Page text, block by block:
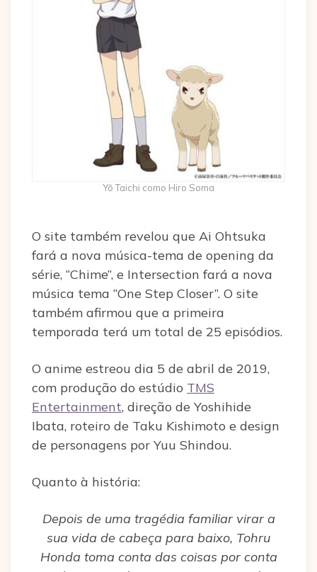
Yō Taichi como Hiro Soma
O site também revelou que Ai Ohtsuka
fará a nova música-tema de opening da
série, “Chime”, e Intersection fará a nova
música tema “One Step Closer”. O site
também afirmou que a primeira
temporada terá um total de 25 episódios.
O anime estreou dia 5 de abril de 2019,
com produção do estúdio TMS
Entertainment, direção de Yoshihide
Ibata, roteiro de Taku Kishimoto e design
de personagens por Yuu Shindou.
Quanto à história:
Depois de uma tragédia familiar virar a
sua vida de cabeça para baixo, Tohru
Honda toma conta das coisas por conta